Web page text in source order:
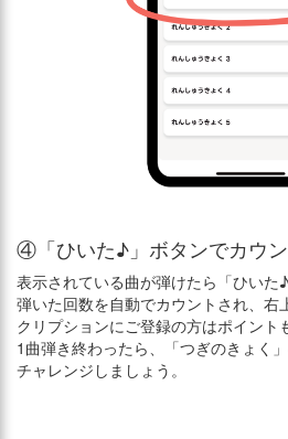
④「ひいた♪」ボタンでカウン
表示されている曲が弾けたら「ひいた
弾いた回数を自動でカウントされ、右
クリプションにご登録の方はポイント
1曲弾き終わったら、「つぎのきょく
チャレンジしましょう。